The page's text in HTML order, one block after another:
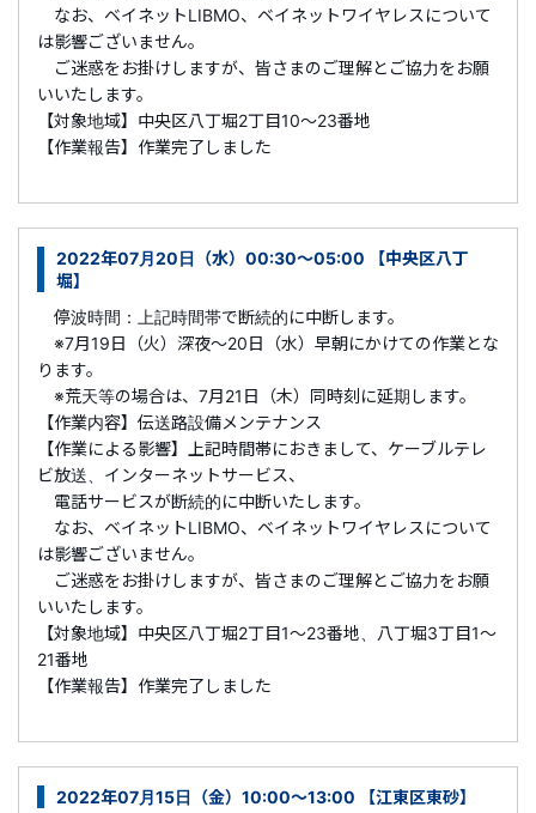
なお、ベイネットLIBMO、ベイネットワイヤレスについて
は影響ございません。
ご迷惑をお掛けしますが、皆さまのご理解とご協力をお願
いいたします。
【対象地域】中央区八丁堀2丁目10～23番地
【作業報告】作業完了しました
2022年07月20日（水）00:30～05:00 【中央区八丁
堀】
停波時間：上記時間帯で断続的に中断します。
※7月19日（火）深夜～20日（水）早朝にかけての作業とな
ります。
※荒天等の場合は、7月21日（木）同時刻に延期します。
【作業内容】伝送路設備メンテナンス
【作業による影響】上記時間帯におきまして、ケーブルテレ
ビ放送、インターネットサービス、
電話サービスが断続的に中断いたします。
なお、ベイネットLIBMO、ベイネットワイヤレスについて
は影響ございません。
ご迷惑をお掛けしますが、皆さまのご理解とご協力をお願
いいたします。
【対象地域】中央区八丁堀2丁目1～23番地、八丁堀3丁目1～
21番地
【作業報告】作業完了しました
2022年07月15日（金）10:00～13:00 【江東区東砂】